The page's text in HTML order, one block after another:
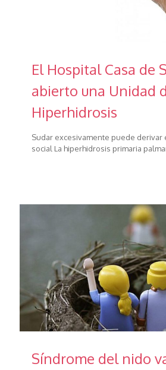
El Hospital Casa de
abierto una Unidad
Hiperhidrosis
Sudar excesivamente puede derivar
social La hiperhidrosis primaria
Síndrome del nido